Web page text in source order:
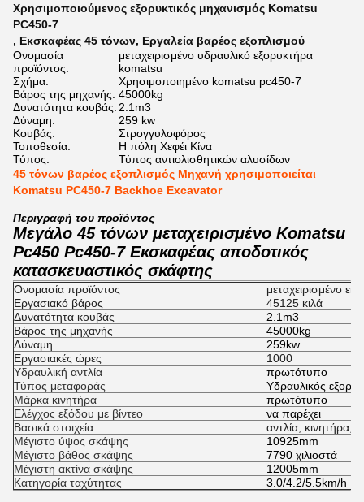
Χρησιμοποιούμενος εξορυκτικός μηχανισμός Komatsu
PC450-7
, Εκσκαφέας 45 τόνων, Εργαλεία βαρέος εξοπλισμού
Ονομασία
προϊόντος:
μεταχειρισμένο υδραυλικό εξορυκτήρα
komatsu
Σχήμα:
Χρησιμοποιημένο komatsu pc450-7
Βάρος της μηχανής: 45000kg
Δυνατότητα κουβάς: 2.1m3
Δύναμη:
259 kw
Κουβάς:
Στρογγυλοφόρος
Τοποθεσία:
Η πόλη Χεφέι Κίνα
Τύπος:
Τύπος αντιολισθητικών αλυσίδων
45 τόνων βαρέος εξοπλισμός Μηχανή χρησιμοποιείται
Komatsu PC450-7 Backhoe Excavator
Περιγραφή του προϊόντος
Μεγάλο 45 τόνων μεταχειρισμένο Komatsu
Pc450 Pc450-7 Εκσκαφέας αποδοτικός
κατασκευαστικός σκάφτης
Ονομασία προϊόντος
μεταχειρισμένο
Εργασιακό βάρος
45125 κιλά
Δυνατότητα κουβάς
2.1m3
Βάρος της μηχανής
45000kg
Δύναμη
259kw
Εργασιακές ώρες
1000
Υδραυλική αντλία
πρωτότυπο
Τύπος μεταφοράς
Υδραυλικός
Μάρκα κινητήρα
πρωτότυπο
Ελέγχος εξόδου με βίντεο
να παρέχει
Βασικά στοιχεία
αντλία, κινητήρα,
Μέγιστο ύψος σκάψης
10925mm
Μέγιστο βάθος σκάψης
7790 χιλιοστά
Μέγιστη ακτίνα σκάψης
12005mm
Κατηγορία ταχύτητας
3.0/4.2/5.5km/h